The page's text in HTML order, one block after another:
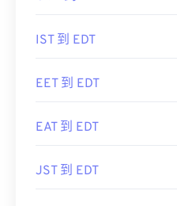
IST 到 EDT
EET 到 EDT
EAT 到 EDT
JST 到 EDT